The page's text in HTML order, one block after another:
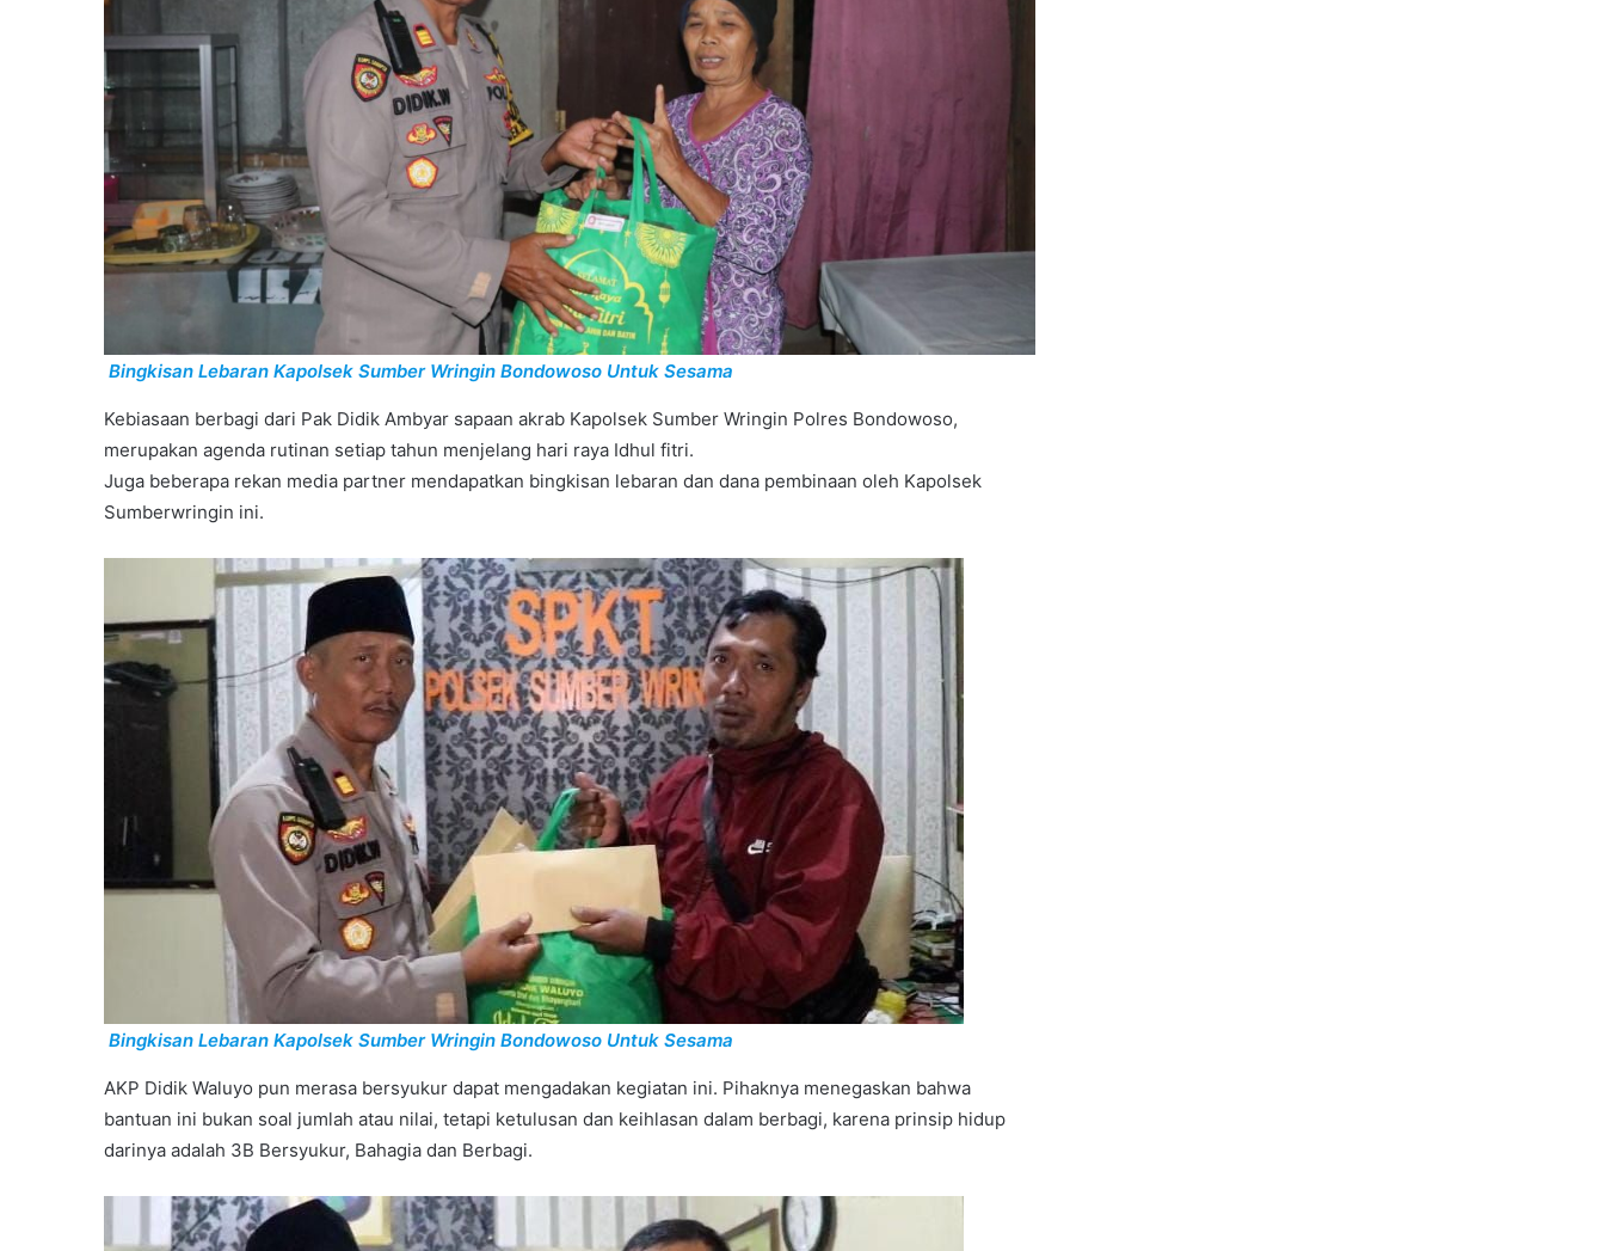
Bingkisan Lebaran Kapolsek Sumber Wringin Bondowoso Untuk Sesama
Kebiasaan berbagi dari Pak Didik Ambyar sapaan akrab Kapolsek Sumber Wringin Polres Bondowoso,
merupakan agenda rutinan setiap tahun menjelang hari raya Idhul fitri.
Juga beberapa rekan media partner mendapatkan bingkisan lebaran dan dana pembinaan oleh Kapolsek
Sumberwringin ini.
Bingkisan Lebaran Kapolsek Sumber Wringin Bondowoso Untuk Sesama
AKP Didik Waluyo pun merasa bersyukur dapat mengadakan kegiatan ini. Pihaknya menegaskan bahwa
bantuan ini bukan soal jumlah atau nilai, tetapi ketulusan dan keihlasan dalam berbagi, karena prinsip hidup
darinya adalah 3B Bersyukur, Bahagia dan Berbagi.